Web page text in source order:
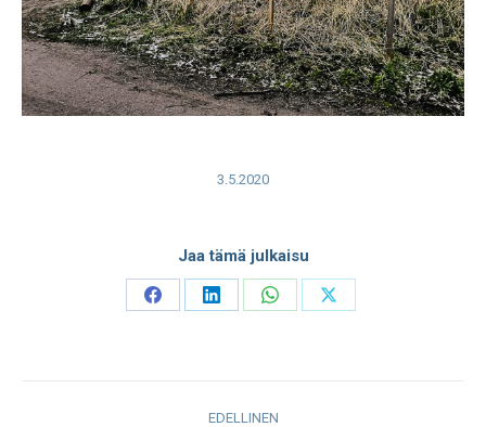
3.5.2020
Jaa tämä julkaisu
Share
Share
Share
Share
EDELLINEN